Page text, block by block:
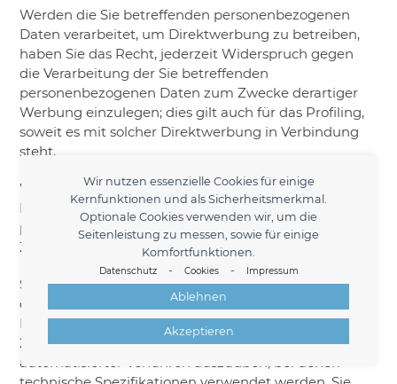
Wir nutzen essenzielle Cookies für einige
Kernfunktionen und als Sicherheitsmerkmal.
Optionale Cookies verwenden wir, um die
Seitenleistung zu messen, sowie für einige
Komfortfunktionen.
Datenschutz - Cookies - Impressum
Akzeptieren
Ablehnen
Werden die Sie betreffenden personenbezogenen
Daten verarbeitet, um Direktwerbung zu betreiben,
haben Sie das Recht, jederzeit Widerspruch gegen
die Verarbeitung der Sie betreffenden
personenbezogenen Daten zum Zwecke derartiger
Werbung einzulegen; dies gilt auch für das Profiling,
soweit es mit solcher Direktwerbung in Verbindung
steht.
Widersprechen Sie der Verarbeitung für Zwecke der
Direktwerbung, so werden die Sie betreffenden
personenbezogenen Daten nicht mehr für diese
Zwecke verarbeitet.
Sie haben die Möglichkeit, im Zusammenhang mit
der Nutzung von Diensten der
Informationsgesellschaft – ungeachtet der Richtlinie
2002/58/EG – Ihr Widerspruchsrecht mittels
automatisierter Verfahren auszuüben, bei denen